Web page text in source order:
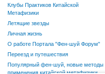
Клубы Практиков Китайской
Метафизики
Летящие звезды
Личная жизнь
О работе Портала "Фен-шуй Форум"
Переезд и путешествия
Популярный фен-шуй, новые методы
применения китайской метафизики